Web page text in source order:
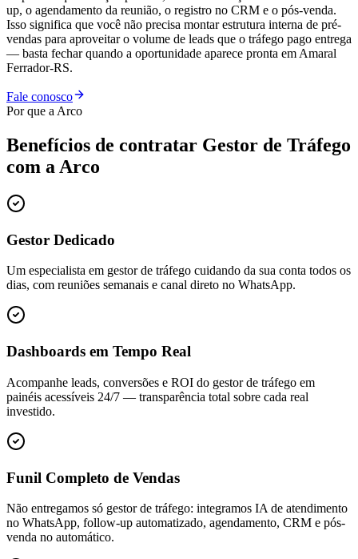
up, o agendamento da reunião, o registro no CRM e o pós-venda.
Isso significa que você não precisa montar estrutura interna de pré-
vendas para aproveitar o volume de leads que o tráfego pago entrega
— basta fechar quando a oportunidade aparece pronta em Amaral
Ferrador-RS.
Fale conosco
Por que a Arco
Benefícios de contratar Gestor de Tráfego
com a Arco
Gestor Dedicado
Um especialista em gestor de tráfego cuidando da sua conta todos os
dias, com reuniões semanais e canal direto no WhatsApp.
Dashboards em Tempo Real
Acompanhe leads, conversões e ROI do gestor de tráfego em
painéis acessíveis 24/7 — transparência total sobre cada real
investido.
Funil Completo de Vendas
Não entregamos só gestor de tráfego: integramos IA de atendimento
no WhatsApp, follow-up automatizado, agendamento, CRM e pós-
venda no automático.